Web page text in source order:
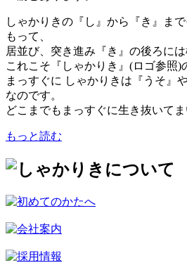
しゃかりきの『し』から『き』ま
もって、
居並び、突き進み『き』の後ろには
これこそ『しゃかりき』(ロゴ参照)
まっすぐに しゃかりきは『うそ』
なのです。
どこまでもまっすぐに生き抜いてま
もっと読む